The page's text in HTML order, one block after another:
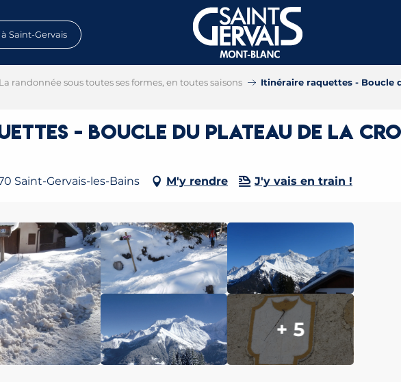
à Saint-Gervais
La randonnée sous toutes ses formes, en toutes saisons Itinéraire raquettes - Boucle
- Boucle du Plateau de la
Saint-Gervais-les-Bains
M'y rendre J'y vais en train !
+ 5